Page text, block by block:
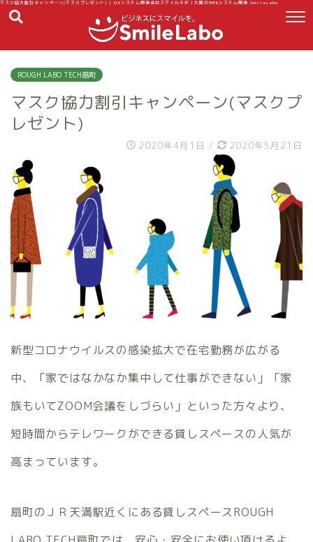
マスク協力割引キャンペーン(マスクプレゼント) | DXシステム開発会社スマイルラボ｜大阪のWEBシステム開発 SmileLabo
ROUGH LABO TECH扇町
マスク協力割引キャンペーン(マスクプ
レゼント)
2020年4月1日 / 2020年5月21日
新型コロナウイルスの感染拡大で在宅勤務が広がる
中、「家ではなかなか集中して仕事ができない」「家
族もいてZOOM会議をしづらい」といった方々より、
短時間からテレワークができる貸しスペースの人気が
高まっています。
扇町のＪＲ天満駅近くにある貸しスペースROUGH